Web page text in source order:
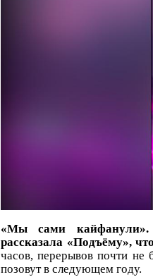
«Мы сами кайфанули».
рассказала «Подъёму»,
часов, перерывов почти не
позовут в следующем году.